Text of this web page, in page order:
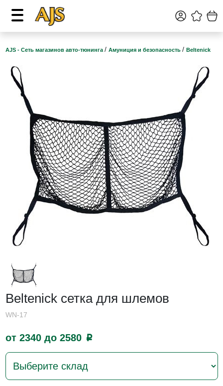
AJS - Сеть магазинов авто-тюнинга / Амуниция и безопасность / Beltenick
Beltenick сетка для шлемов
WN-17
от 2340 до 2580 p